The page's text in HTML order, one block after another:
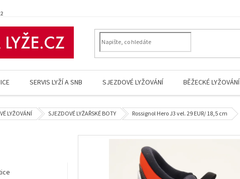
SERVIS LYŽÍ A SNB SJEZDOVÉ LYŽOVÁNÍ BĚŽECKÉ LYŽOVÁNÍ
LYŽOVÁNÍ SJEZDOVÉ LYŽAŘSKÉ BOTY Rossignol Hero J3 vel. 29 EUR/ 18,5 cm